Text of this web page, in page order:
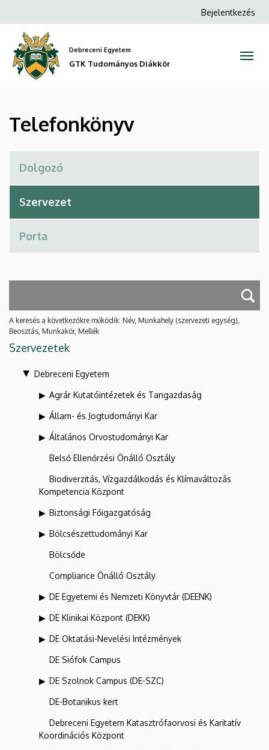
GTK
Tudományos
Diákkör
a
tartalomra
Anonim
Bejelentkezés
Debreceni Egyetem
GTK Tudományos Diákkör
Telefonkönyv
A keresés a következőkre működik: Név, Munkahely (szervezeti egység),
Beosztás, Munkakör, Mellék
Szervezetek
Debreceni Egyetem
Agrár Kutatóintézetek és Tangazdaság
Állam- és Jogtudományi Kar
Általános Orvostudományi Kar
Belső Ellenőrzési Önálló Osztály
Biodiverzitás, Vízgazdálkodás és Klímaváltozás
Kompetencia Központ
Biztonsági Főigazgatóság
Bölcsészettudományi Kar
Bölcsőde
Compliance Önálló Osztály
DE Egyetemi és Nemzeti Könyvtár (DEENK)
DE Klinikai Központ (DEKK)
DE Oktatási-Nevelési Intézmények
DE Siófok Campus
DE Szolnok Campus (DE-SZC)
DE-Botanikus kert
Debreceni Egyetem Katasztrófaorvosi és Karitatív
Koordinációs Központ